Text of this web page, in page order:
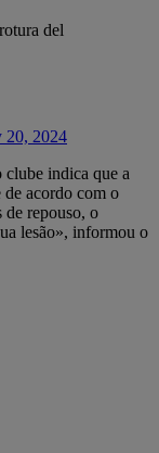
del
20, 2024
indica que a
de acordo com o
de repouso, o
lesão», informou o